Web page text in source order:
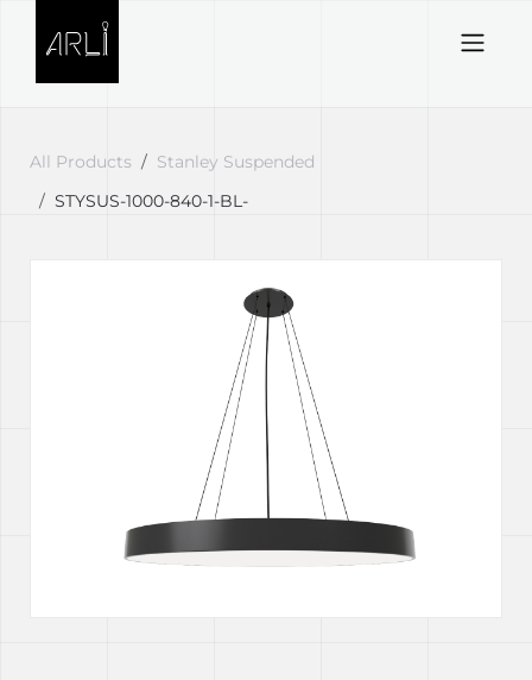
All Products
Stanley Suspended
STYSUS-1000-840-1-BL-